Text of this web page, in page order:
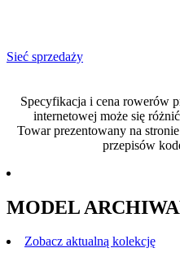
Sieć sprzedaży
Specyfikacja i cena rowerów
internetowej może się
Towar prezentowany na
przepisów
MODEL
Zobacz aktualną kolekcję